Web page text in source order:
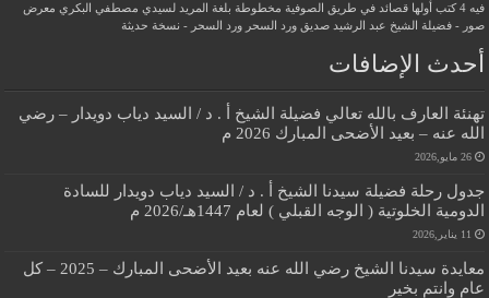
فيه 4 كتب أولها قصائد في طريق الصوفية
مخطوطة بلغة المريد لسيدي مصطفي البكري معرض
صور - فضيلة الشيخ عبد الرشيد صديق
ورد السحر ورد السحر - نسخة حديثة
أحدث الإضافات
تهنئة العارف بالله تعالي فضيلة الشيخ أ . د / السيد دياب دويدار – رضي
الله عنه – بعيد الأضحى المبارك 2026 م
26 مايو,2026
جدول رحلة فضيلة سيدنا الشيخ أ . د / السيد دياب دويدار للسادة
الدومية الخلوتية ( الوجه القبلي ) لعام 1447هـ/2026 م
11 يناير,2026
معايدة سيدنا الشيخ رضي الله عنه بعيد الأضحى المبارك – 2025 – كل
عام وانتم بخير